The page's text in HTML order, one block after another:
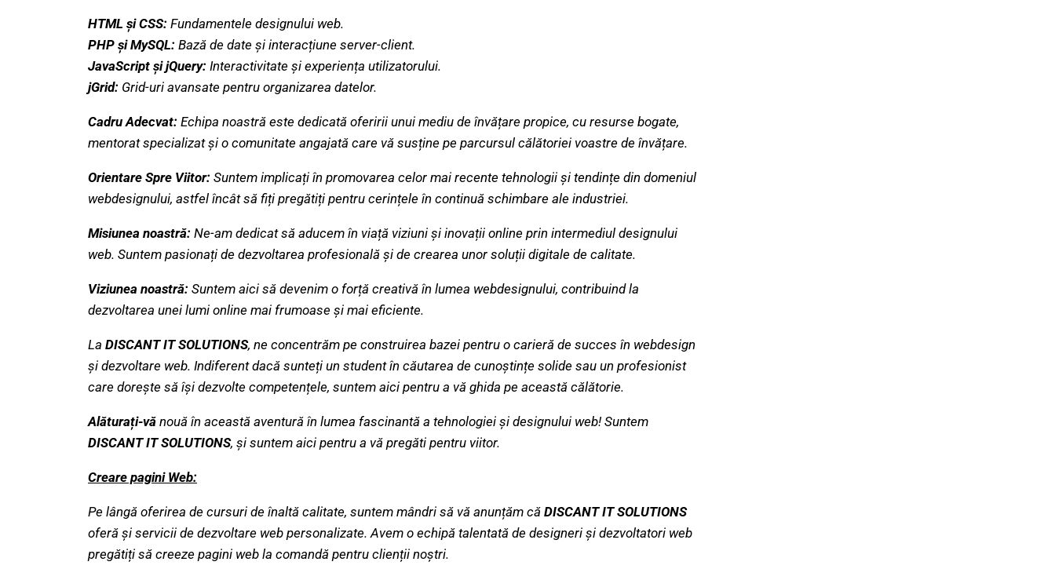
HTML și CSS: Fundamentele designului web.
PHP și MySQL: Bază de date și interacțiune server-client.
JavaScript și jQuery: Interactivitate și experiența utilizatorului.
jGrid: Grid-uri avansate pentru organizarea datelor.
Cadru Adecvat: Echipa noastră este dedicată oferirii unui mediu de învățare propice, cu resurse bogate,
mentorat specializat și o comunitate angajată care vă susține pe parcursul călătoriei voastre de învățare.
Orientare Spre Viitor: Suntem implicați în promovarea celor mai recente tehnologii și tendințe din domeniul
webdesignului, astfel încât să fiți pregătiți pentru cerințele în continuă schimbare ale industriei.
Misiunea noastră: Ne-am dedicat să aducem în viață viziuni și inovații online prin intermediul designului
web. Suntem pasionați de dezvoltarea profesională și de crearea unor soluții digitale de calitate.
Viziunea noastră: Suntem aici să devenim o forță creativă în lumea webdesignului, contribuind la
dezvoltarea unei lumi online mai frumoase și mai eficiente.
La DISCANT IT SOLUTIONS, ne concentrăm pe construirea bazei pentru o carieră de succes în webdesign
și dezvoltare web. Indiferent dacă sunteți un student în căutarea de cunoștințe solide sau un profesionist
care dorește să își dezvolte competențele, suntem aici pentru a vă ghida pe această călătorie.
Alăturați-vă nouă în această aventură în lumea fascinantă a tehnologiei și designului web! Suntem
DISCANT IT SOLUTIONS, și suntem aici pentru a vă pregăti pentru viitor.
Creare pagini Web:
Pe lângă oferirea de cursuri de înaltă calitate, suntem mândri să vă anunțăm că DISCANT IT SOLUTIONS
oferă și servicii de dezvoltare web personalizate. Avem o echipă talentată de designeri și dezvoltatori web
pregătiți să creeze pagini web la comandă pentru clienții noștri.